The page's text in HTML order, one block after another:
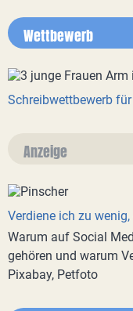
Wettbewerb
Schreibwettbewerb
Anzeige
Verdiene ich zu
Warum auf Social
gehören und warum
Pixabay, Petfoto